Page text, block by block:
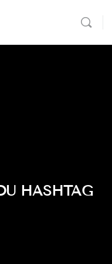
HASHTAG